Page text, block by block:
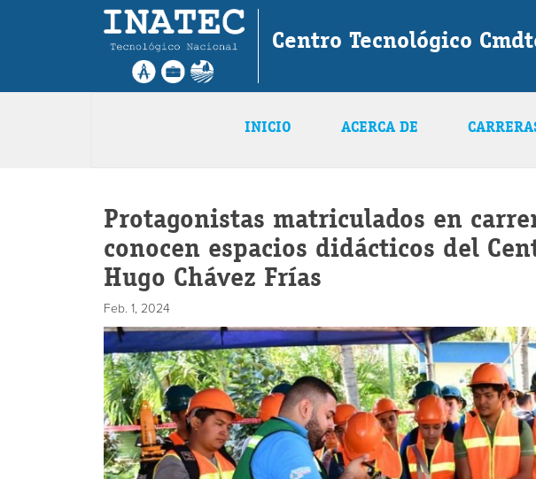
Centro Tecnológico
INICIO ACERCA DE
Protagonistas matriculados en
conocen espacios didácticos del
Hugo Chávez Frías
Feb. 1, 2024